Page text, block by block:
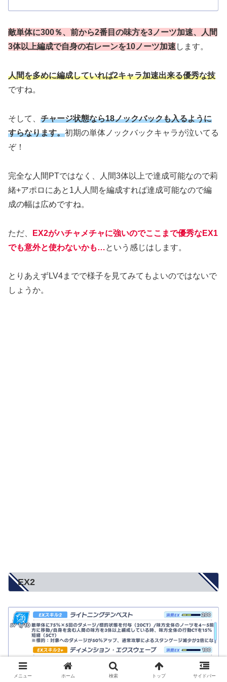
敵単体に300％、前から2番目の味方を3ノーツ加速、人間
3体以上編成で自身の右レーンを10ノーツ加速します。
人間を多めに編成していれば2キャラ加速出来る優秀な技
ですね。
そして、 チャージ状態なら18ノックバックも入るように
すらなります。初期の単体ノックバックキャラが泣いてる
ぞ！
完全な人間PTではなく、人間3体以上で達成可能なので莉
緒+アポロにあと1人人間を編成すれば達成可能なので編
成の幅は広めですね。
ただ、
EX2がハチャメチャに強いのでここまで優秀なEX1
でも意外と使わないかも…という感じはします。
とりあえずLV4までで様子を見てみてもよいのではないで
しょうか。
EX2
メニュー ホーム 検索 トップ サイドバー